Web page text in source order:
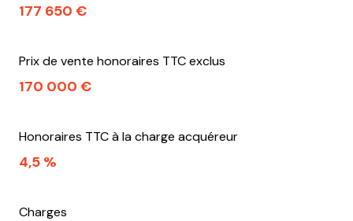
177 650 €
Prix de vente honoraires TTC exclus
170 000 €
Honoraires TTC à la charge acquéreur
4,5 %
Charges